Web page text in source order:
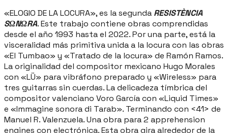
«ELOGIO DE LA LOCURA», es la segunda RESISTÈNCIA
SΩNΩRA. Este trabajo contiene obras comprendidas
desde el año 1993 hasta el 2022. Por una parte, está la
visceralidad más primitiva unida a la locura con las obras
«El Tumbao» y «Tratado de la locura» de Ramón Ramos.
La originalidad del compositor mexicano Hugo Morales
con «LÜ» para vibráfono preparado y «Wireless» para
tres guitarras sin cuerdas. La delicadeza tímbrica del
compositor valenciano Voro García con «Liquid Times»
e «Immagine sonora di Tarab». Terminando con <41> de
Manuel R. Valenzuela. Una obra para 2 apprehension
engines con electrónica. Esta obra gira alrededor de la